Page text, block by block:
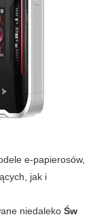
e-papierosów,
jak i
niedaleko Św